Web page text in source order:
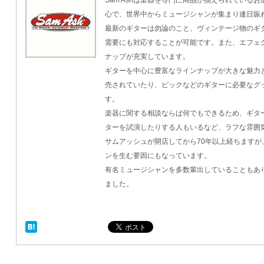
心で、世界中からミュージシャンが集まり連日賑
最新のギターは勿論のこと、ヴィンテージ物の
需要にも対応することが可能です。また、エフ
ナップが充実しています。
ギターを中心に豊富なラインナップが大きな魅
売されていたり、ピックなどのギターに必要な
す。
楽器に関する相談ならば何でもできるため、ギ
ターを試演したりする人もいるなど、ラフな雰
サムアッシュが開店してから70年以上経ちます
ンを生む要因にもなっています。
有名ミュージシャンを多数輩出していることも
ました。